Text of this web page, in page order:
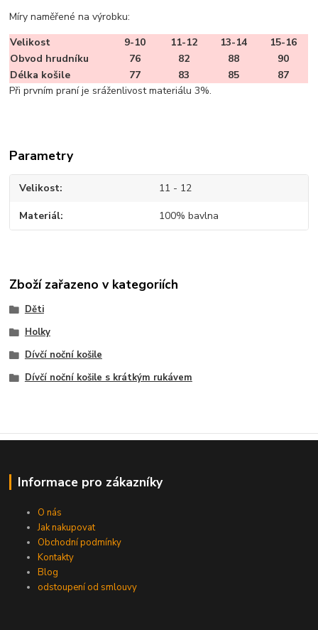
Míry naměřené na výrobku:
Velikost
9-10 11-12 13-14
15-16
Obvod hrudníku
76 82 88
90
Délka košile
77 83 85
87
Při prvním praní je sráženlivost materiálu 3%.
Parametry
Velikost 11 - 12
Materiál 100% bavlna
Zboží zařazeno v kategoriích
Děti
Holky
Dívčí noční košile
Dívčí noční košile s krátkým rukávem
Informace pro zákazníky
O nás
Jak nakupovat
Obchodní podmínky
Kontakty
Blog
odstoupení od smlouvy